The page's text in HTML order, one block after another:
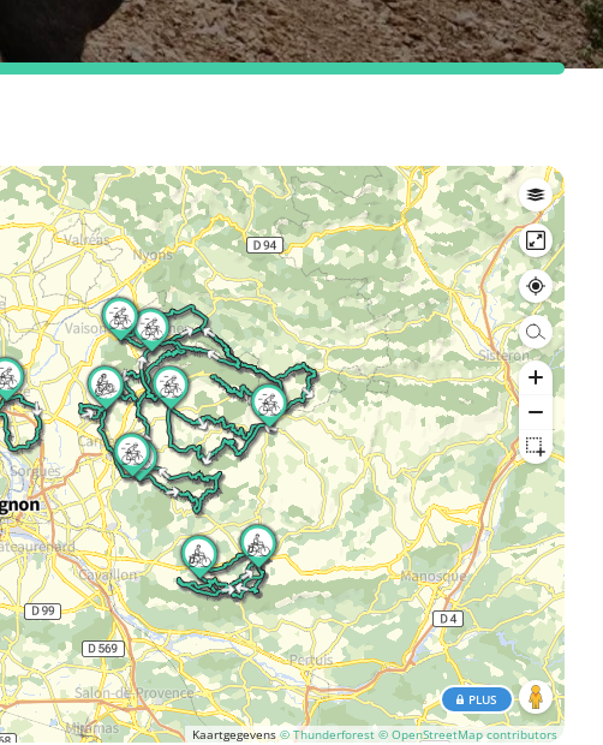
Kaartgegevens© Thunderforest © OpenStreetMap contributors
PLUS